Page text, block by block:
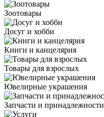
Зоотовары
Досуг и хобби
Книги и канцелярия
Товары для взрослых
Ювелирные украшения
Запчасти и принадлежности